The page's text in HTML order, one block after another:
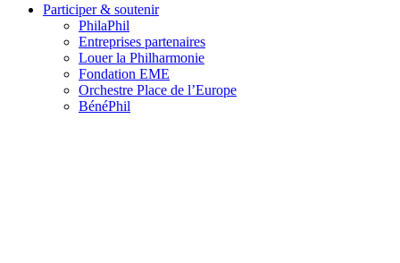
Participer & soutenir
PhilaPhil
Entreprises partenaires
Louer la Philharmonie
Fondation EME
Orchestre Place de l’Europe
BénéPhil